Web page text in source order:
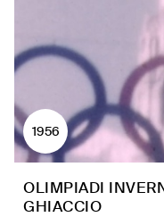
1956
OLIMPIADI
GHIACCIO